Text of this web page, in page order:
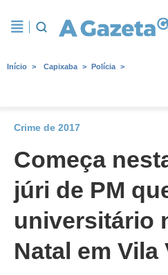
Início Capixaba Polícia
Crime de 2017
Começa
júri de PM
universitário
Natal em Vila